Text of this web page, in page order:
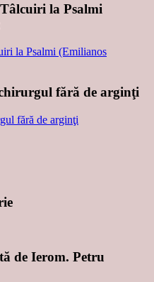
la Psalmi
fără de arginţi
de Ierom. Petru